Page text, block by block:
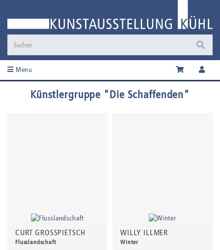
Menu
Künstlergruppe "Die Schaffenden"
CURT GROSSPIETSCH
Flusslandschaft
WILLY ILLMER
Winter